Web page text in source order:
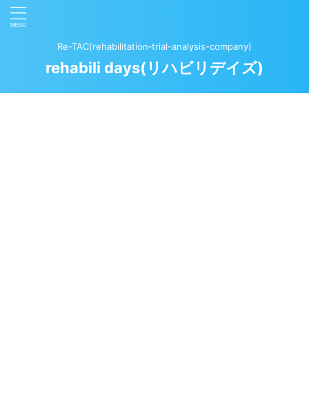
Re-TAC(rehabilitation‐trial-analysis-company)
rehabili days(リハビリデイズ)